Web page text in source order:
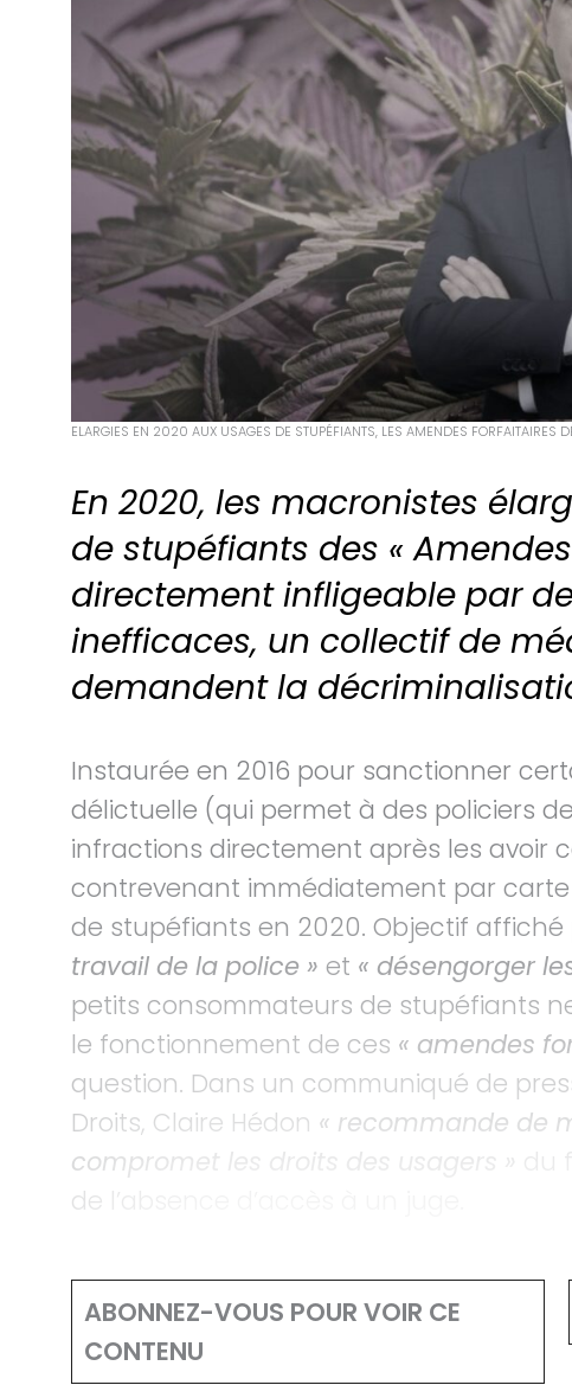
ELARGIES EN 2020 AUX USAGES DE STUPÉFIANTS, LES AMENDES FORFAITAIRES
En 2020, les macronistes
de stupéfiants des «
directement infligeable par
inefficaces, un collectif de
demandent la
Instaurée en 2016 pour sanctionner
délictuelle (qui permet à des policiers
infractions directement après les avoir
contrevenant immédiatement par
de stupéfiants en 2020. Objectif affiché
travail de la police » et « désengorger
petits consommateurs de stupéfiants
le fonctionnement de ces « amendes
question. Dans un communiqué de
Droits, Claire Hédon « recommande de
compromet les droits des usagers »
du
de l’absence d’accès à un juge.
ABONNEZ-VOUS POUR VOIR CE
CONTENU